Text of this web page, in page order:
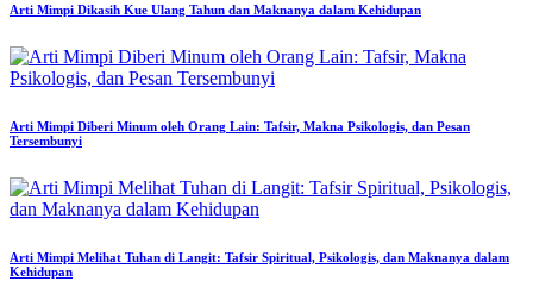
Arti Mimpi Dikasih Kue Ulang Tahun dan Maknanya dalam Kehidupan
Arti Mimpi Diberi Minum oleh Orang Lain: Tafsir, Makna Psikologis, dan Pesan
Tersembunyi
Arti Mimpi Melihat Tuhan di Langit: Tafsir Spiritual, Psikologis, dan Maknanya dalam
Kehidupan